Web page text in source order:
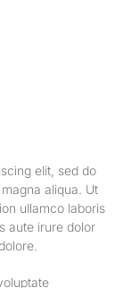
elit, sed do
aliqua. Ut
ullamco laboris
aute irure dolor